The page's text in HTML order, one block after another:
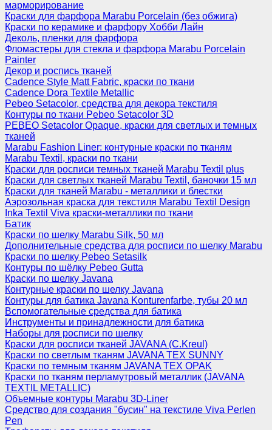
марморирование
Краски для фарфора Marabu Porcelain (без обжига)
Краски по керамике и фарфору Хобби Лайн
Деколь, пленки для фарфора
Фломастеры для стекла и фарфора Marabu Porcelain
Painter
Декор и роспись тканей
Cadence Style Matt Fabric, краски по ткани
Cadence Dora Textile Metallic
Pebeo Setacolor, средства для декора текстиля
Контуры по ткани Pebeo Setacolor 3D
PEBEO Setacolor Opaque, краски для светлых и темных
тканей
Marabu Fashion Liner: контурные краски по тканям
Marabu Textil, краски по ткани
Краски для росписи темных тканей Marabu Textil plus
Краски для светлых тканей Marabu Textil, баночки 15 мл
Краски для тканей Marabu - металлики и блестки
Аэрозольная краска для текстиля Marabu Textil Design
Inka Textil Viva краски-металлики по ткани
Батик
Краски по шелку Marabu Silk, 50 мл
Дополнительные средства для росписи по шелку Marabu
Краски по шелку Pebeo Setasilk
Контуры по шёлку Pebeo Gutta
Краски по шелку Javana
Контурные краски по шелку Javana
Контуры для батика Javana Konturenfarbe, тубы 20 мл
Вспомогательные средства для батика
Инструменты и принадлежности для батика
Наборы для росписи по шелку
Краски для росписи тканей JAVANA (C.Kreul)
Краски по светлым тканям JAVANA TEX SUNNY
Краски по темным тканям JAVANA TEX OPAK
Краски по тканям перламутровый металлик (JAVANA
TEXTIL METALLIC)
Объемные контуры Marabu 3D-Liner
Средство для создания "бусин" на текстиле Viva Perlen
Pen